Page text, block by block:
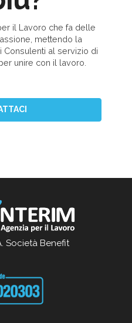
il Lavoro che fa delle
mettendo la
al servizio di
unire con il lavoro.
Società Benefit